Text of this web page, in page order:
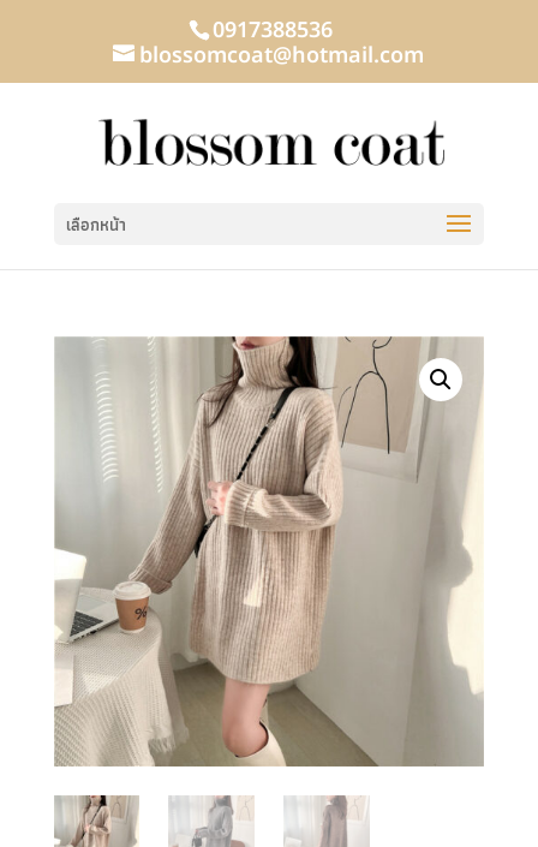
0917388536
blossomcoat@hotmail.com
เลือกหน้า